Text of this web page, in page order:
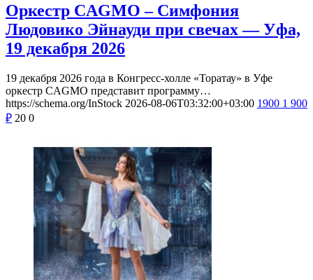
Оркестр CAGMO – Симфония
Людовико Эйнауди при свечах — Уфа,
19 декабря 2026
19 декабря 2026 года в Конгресс-холле «Торатау» в Уфе
оркестр CAGMO представит программу…
https://schema.org/InStock 2026-08-06T03:32:00+03:00 1900 1 900
₽ 20 0